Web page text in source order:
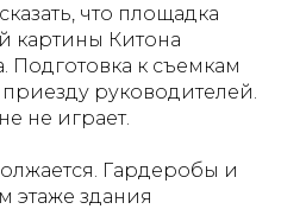
что площадка
картины Китона
Подготовка к съемкам
руководителей.
не играет.
Гардеробы и
этаже здания